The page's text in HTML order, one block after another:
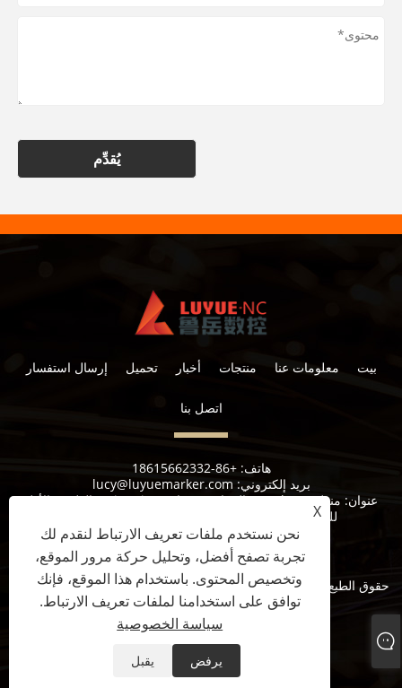
يُقدِّم
بيت معلومات عنا منتجات أخبار تحميل إرسال استفسار
اتصل بنا
هاتف:+86-18615662332
بريد إلكتروني: lucy@luyuemarker.com
عنوان:
منطقة Donghao الصناعية ، شارع Qingping ، الطريق الأول
للصناعة ، شارع شوانجشان ، منطقة تشانغقيو ، جينان
جميع الحقوق محفوظة.
X
نحن نستخدم ملفات تعريف الارتباط لنقدم لك
تجربة تصفح أفضل، وتحليل حركة مرور الموقع،
وتخصيص المحتوى. باستخدام هذا الموقع، فإنك
توافق على استخدامنا لملفات تعريف الارتباط.
سياسة الخصوصية
يرفض يقبل